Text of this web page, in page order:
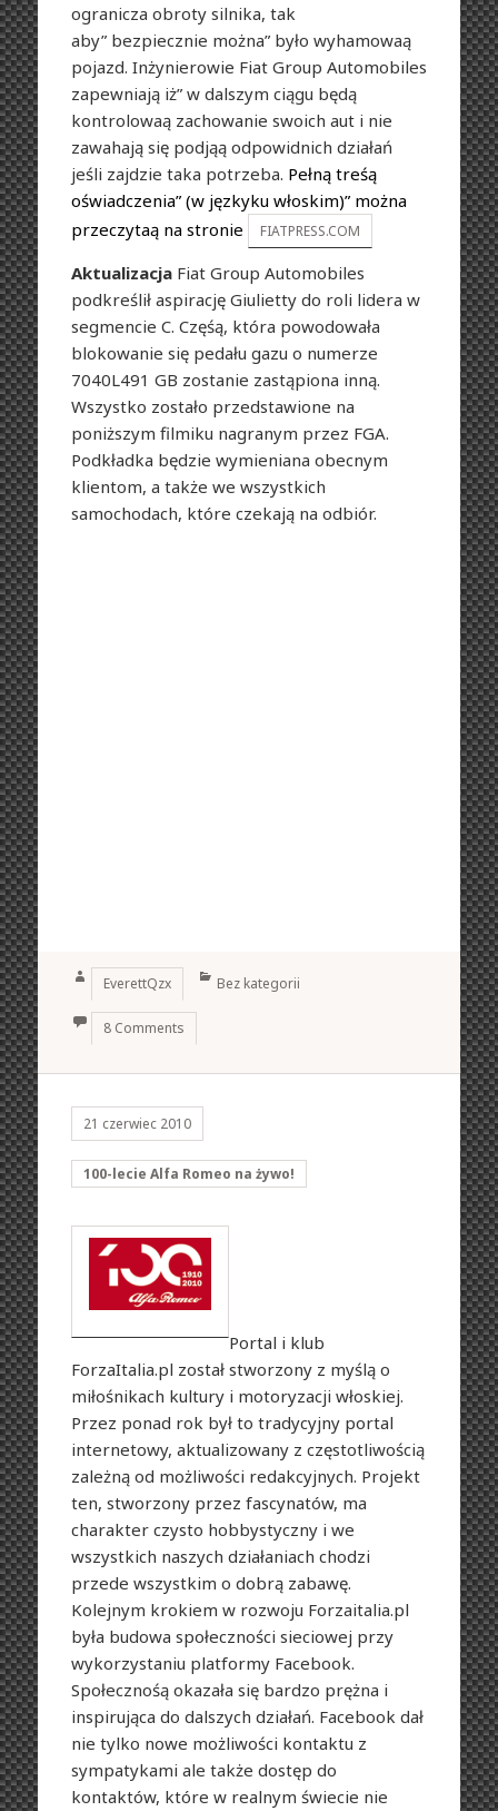
ogranicza obroty silnika, tak
aby” bezpiecznie można” było wyhamowaą
pojazd. Inżynierowie Fiat Group Automobiles
zapewniają iż” w dalszym ciągu będą
kontrolowaą zachowanie swoich aut i nie
zawahają się podjąą odpowidnich działań
jeśli zajdzie taka potrzeba. Pełną treśą
oświadczenia” (w jęzkyku włoskim)” można
przeczytaą na stronie
FIATPRESS.COM
AktualizacjaFiat Group Automobiles
podkreślił aspirację Giulietty do roli lidera w
segmencie C. Częśą, która powodowała
blokowanie się pedału gazu o numerze
7040L491 GB zostanie zastąpiona inną.
Wszystko zostało przedstawione na
poniższym filmiku nagranym przez FGA.
Podkładka będzie wymieniana obecnym
klientom, a także we wszystkich
samochodach, które czekają na odbiór.
Author
EverettQzx Categories
Bez kategorii
8 Comments
21 czerwiec 2010
100-lecie Alfa Romeo na żywo!
Portal i klub
ForzaItalia.pl został stworzony z myślą o
miłośnikach kultury i motoryzacji włoskiej.
Przez ponad rok był to tradycyjny portal
internetowy, aktualizowany z częstotliwością
zależną od możliwości redakcyjnych. Projekt
ten, stworzony przez fascynatów, ma
charakter czysto hobbystyczny i we
wszystkich naszych działaniach chodzi
przede wszystkim o dobrą zabawę.
Kolejnym krokiem w rozwoju Forzaitalia.pl
była budowa społeczności sieciowej przy
wykorzystaniu platformy Facebook.
Społecznośą okazała się bardzo prężna i
inspirująca do dalszych działań. Facebook dał
nie tylko nowe możliwości kontaktu z
sympatykami ale także dostęp do
kontaktów, które w realnym świecie nie